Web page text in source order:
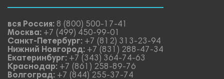
вся Россия: 8 (800) 500-17-41
Москва: +7 (499) 450-99-01
Санкт-Петербург: +7 (812) 313-23-94
Нижний Новгород: +7 (831) 288-47-34
Екатеринбург: +7 (343) 364-74-63
Краснодар: +7 (861) 258-89-76
Волгоград: +7 (844) 255-37-74